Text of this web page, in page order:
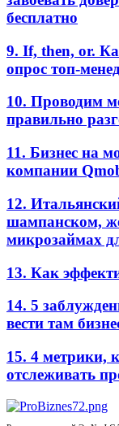
бесплатно
9. If, then, or.
опрос топ-
10. Проводим
правильно
11. Бизнес на
компании
12.
шампанском,
микрозаймах
13. Как
14. 5
вести там
15. 4 метрики,
отслеживать